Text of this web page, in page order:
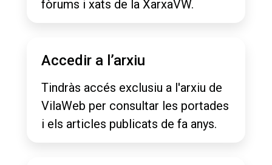
fòrums i xats de la XarxaVW.
Accedir a l’arxiu
Tindràs accés exclusiu a l'arxiu de
VilaWeb per consultar les portades
i els articles publicats de fa anys.